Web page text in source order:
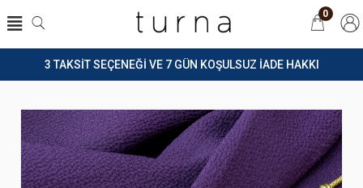
3 TAKSİT SEÇENEĞİ VE 7 GÜN KOŞULSUZ İADE HAKKI
0